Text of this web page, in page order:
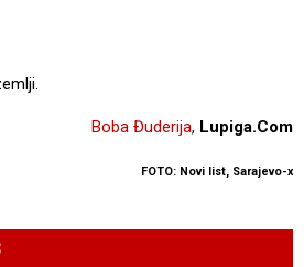
Boba Đuderija, Lupiga.Com
FOTO: Novi list, Sarajevo-x